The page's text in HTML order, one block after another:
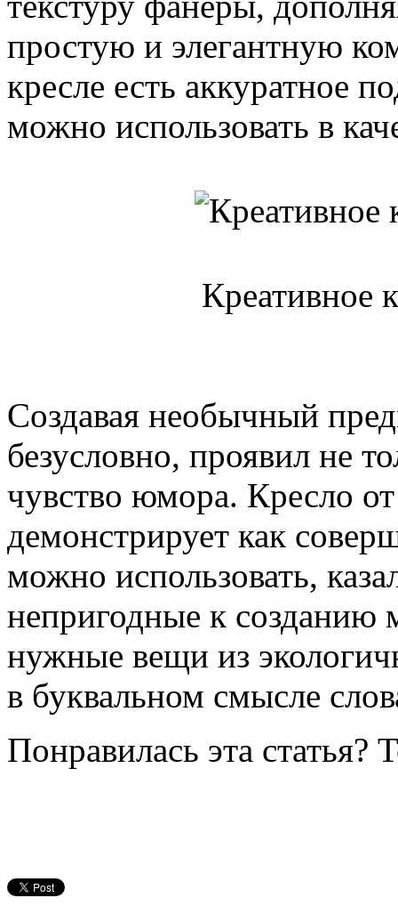
простую и элегантную
кресле есть аккуратное
можно использовать в
Креативное
Создавая необычный
безусловно, проявил не
чувство юмора. Кресло
демонстрирует как
можно использовать,
непригодные к созданию
нужные вещи из
в буквальном смысле
Понравилась эта статья?